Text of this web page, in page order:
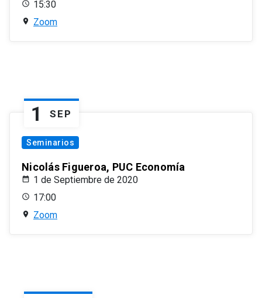
15:30
Zoom
1 SEP
Seminarios
Nicolás Figueroa, PUC Economía
1 de Septiembre de 2020
17:00
Zoom